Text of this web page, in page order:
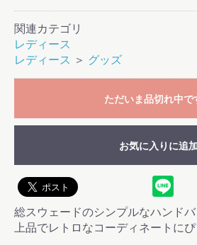
関連カテゴリ
レディース
レディース ＞ グッズ
ただいま品切れ中で
お気に入りに追加
総スウェードのシンプルなハンドバ
上品でレトロなコーディネートにぴ